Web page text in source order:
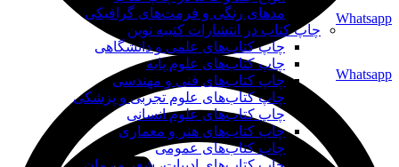
Whatsapp
Whatsapp
مدهای رنگی و فرمت‌های گرافیکی
چاپ کتاب در انتشارات کتیبه نوین
چاپ کتاب‌های علمی و دانشگاهی
چاپ کتاب‌های علوم پایه
چاپ کتاب‌های فنی و مهندسی
چاپ کتاب‌های علوم تجربی و پزشکی
چاپ کتاب‌های علوم انسانی
چاپ کتاب‌های هنر و معماری
چاپ کتاب‌های عمومی